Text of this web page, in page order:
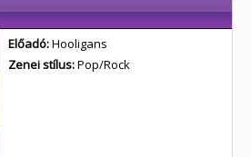
Előadó:Hooligans
Zenei stílus:Pop/Rock